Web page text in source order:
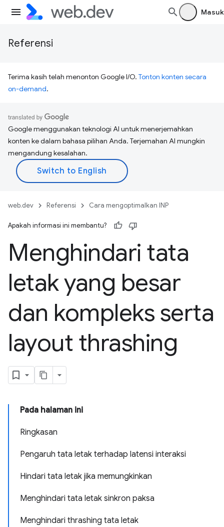
Masuk
Referensi
Terima kasih telah menonton Google I/O. Tonton konten secara
on-demand.
Google menggunakan teknologi AI untuk menerjemahkan
konten ke dalam bahasa pilihan Anda. Terjemahan AI mungkin
mengandung kesalahan.
web.dev Referensi Cara mengoptimalkan INP
Apakah informasi ini membantu?
Menghindari tata
letak yang besar
dan kompleks serta
layout thrashing
Pada halaman ini
Ringkasan
Pengaruh tata letak terhadap latensi interaksi
Hindari tata letak jika memungkinkan
Menghindari tata letak sinkron paksa
Menghindari thrashing tata letak